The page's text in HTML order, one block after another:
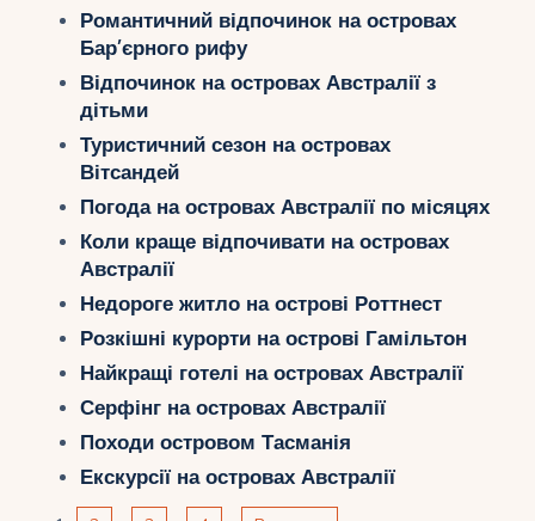
Романтичний відпочинок на островах
Бар’єрного рифу
Відпочинок на островах Австралії з
дітьми
Туристичний сезон на островах
Вітсандей
Погода на островах Австралії по місяцях
Коли краще відпочивати на островах
Австралії
Недороге житло на острові Роттнест
Розкішні курорти на острові Гамільтон
Найкращі готелі на островах Австралії
Серфінг на островах Австралії
Походи островом Тасманія
Екскурсії на островах Австралії